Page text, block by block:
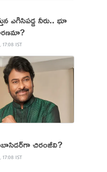
ఎగిసిపడ్డ నీరు.. భూ
IST
చిరంజీవి?
IST